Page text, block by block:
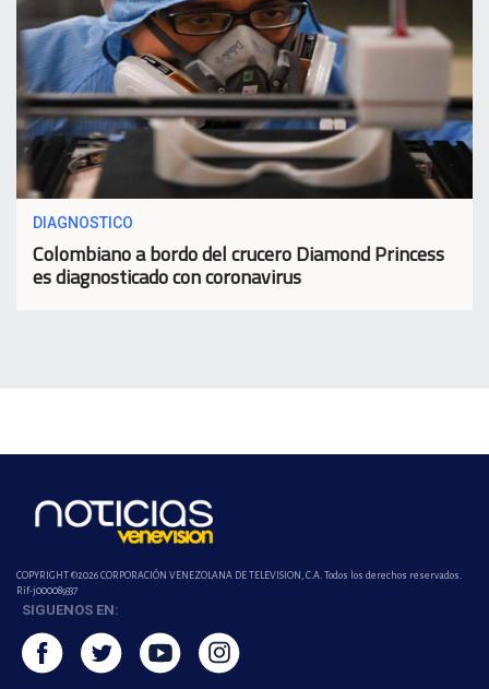
DIAGNOSTICO
Colombiano a bordo del crucero Diamond Princess
es diagnosticado con coronavirus
COPYRIGHT ©2026 CORPORACIÓN VENEZOLANA DE TELEVISION, C.A. Todos los derechos reservados.
Rif-j000089337
SIGUENOS EN: